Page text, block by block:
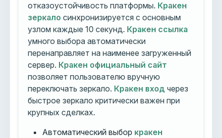
отказоустойчивость платформы. Кракен
зеркало синхронизируется с основным
узлом каждые 10 секунд. Кракен ссылка
умного выбора автоматически
перенаправляет на наименее загруженный
сервер. Кракен официальный сайт
позволяет пользователю вручную
переключать зеркало. Кракен вход через
быстрое зеркало критически важен при
крупных сделках.
Автоматический выбор кракен